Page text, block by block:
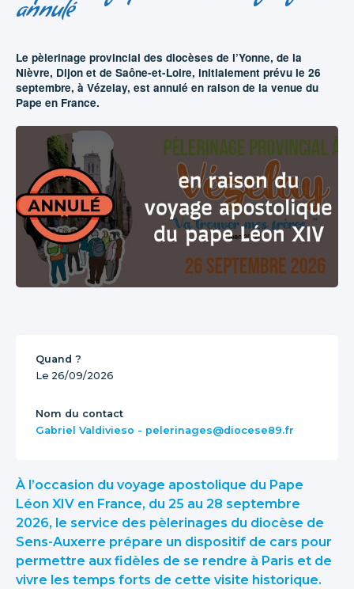
annulé
Le pèlerinage provincial des diocèses de l’Yonne, de la
Nièvre, Dijon et de Saône-et-Loire, initialement prévu le 26
septembre, à Vézelay, est annulé en raison de la venue du
Pape en France.
Quand ?
Le 26/09/2026
Nom du contact
Gabriel Valdivieso - pelerinages@diocese89.fr
À l’occasion du voyage apostolique du Pape
Léon XIV en France, du 25 au 28 septembre
2026, le service des pèlerinages du diocèse de
Sens-Auxerre prépare un dispositif de cars pour
permettre aux fidèles de se rendre à Paris et de
vivre les temps forts de cette visite historique.